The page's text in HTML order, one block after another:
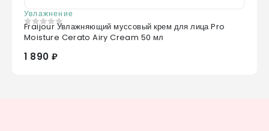
Увлажнение
0из 5
Fraijour Увлажняющий муссовый крем для лица Pro
Moisture Cerato Airy Cream 50 мл
1 890 ₽